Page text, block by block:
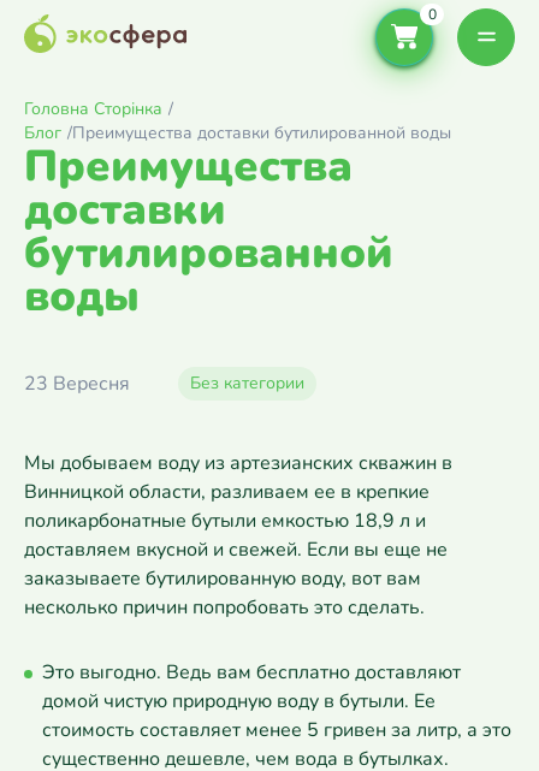
Головна Сторінка /
Блог /Преимущества доставки бутилированной воды
Преимущества
доставки
бутилированной
воды
23 Вересня Без категории
Мы добываем воду из артезианских скважин в
Винницкой области, разливаем ее в крепкие
поликарбонатные бутыли емкостью 18,9 л и
доставляем вкусной и свежей. Если вы еще не
заказываете бутилированную воду, вот вам
несколько причин попробовать это сделать.
Это выгодно. Ведь вам бесплатно доставляют
домой чистую природную воду в бутыли. Ее
стоимость составляет менее 5 гривен за литр, а это
существенно дешевле, чем вода в бутылках.